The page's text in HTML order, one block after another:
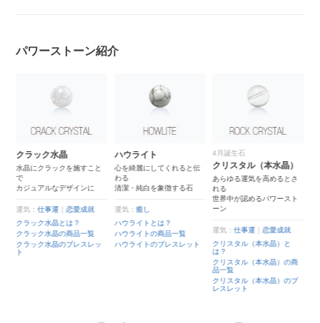
パワーストーン紹介
クラック水晶
水晶にクラックを施すこと
で
カジュアルなデザインに
運気：仕事運 ｜恋愛成就
クラック水晶とは？
クラック水晶の商品一覧
クラック水晶のブレスレッ
ト
ハウライト
心を綺麗にしてくれると伝
わる
清潔・純白を象徴する石
運気：癒し
ハウライトとは？
ハウライトの商品一覧
ハウライトのブレスレット
4月誕生石
クリスタル（本水晶）
あらゆる運気を高めるとさ
れる
世界中が認めるパワースト
ーン
運気：仕事運 ｜恋愛成就
クリスタル（本水晶）と
は？
クリスタル（本水晶）の商
品一覧
クリスタル（本水晶）のブ
レスレット